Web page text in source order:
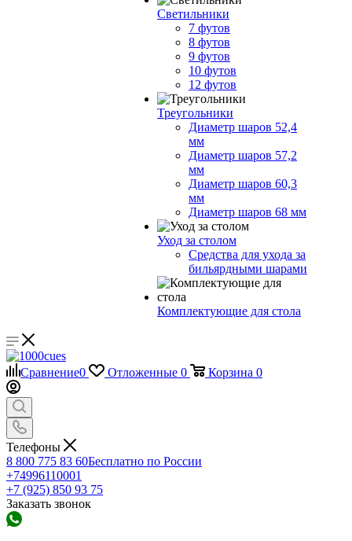
Светильники
7 футов
8 футов
9 футов
10 футов
12 футов
Треугольники
Диаметр шаров 52,4
мм
Диаметр шаров 57,2
мм
Диаметр шаров 60,3
мм
Диаметр шаров 68 мм
Уход за столом
Средства для ухода за
бильярдными шарами
Комплектующие для стола
Сравнение0 Отложенные 0 Корзина 0
Телефоны
8 800 775 83 60Бесплатно по России
+74996110001
+7 (925) 850 93 75
Заказать звонок